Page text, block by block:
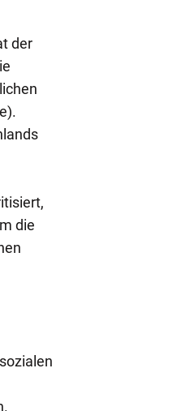
der
die